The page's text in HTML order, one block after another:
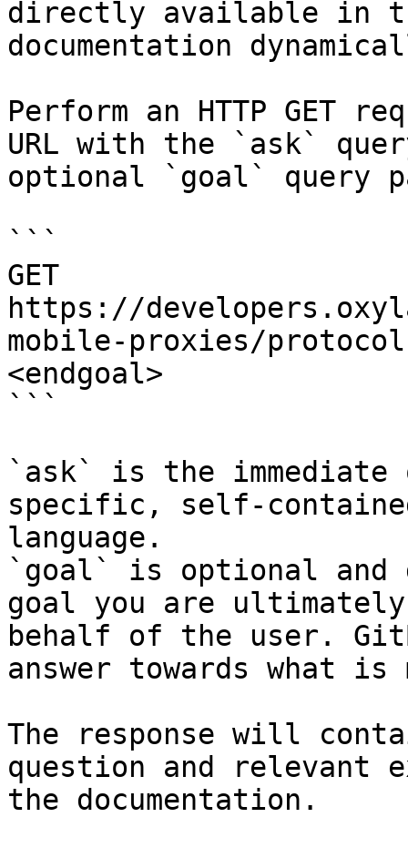
directly available in
documentation
Perform an HTTP GET
URL with the `ask`
optional `goal` query
```
GET
https://
mobile-proxies/
<endgoal>
```
`ask` is the
specific, self-
language.
`goal` is optional and
goal you are
behalf of the user.
answer towards what
The response will
question and relevant
the documentation.